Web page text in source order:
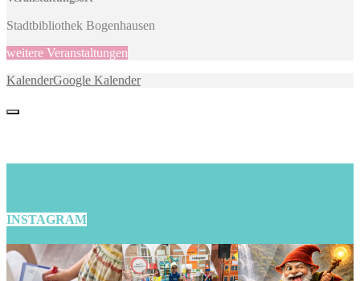
Stadtbibliothek Bogenhausen
weitere Veranstaltungen
KalenderGoogle Kalender
INSTAGRAM